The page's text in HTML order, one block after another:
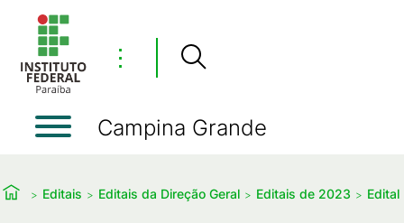
⋮
Campina Grande
Editais Editais da Direção Geral Editais de 2023 Edital